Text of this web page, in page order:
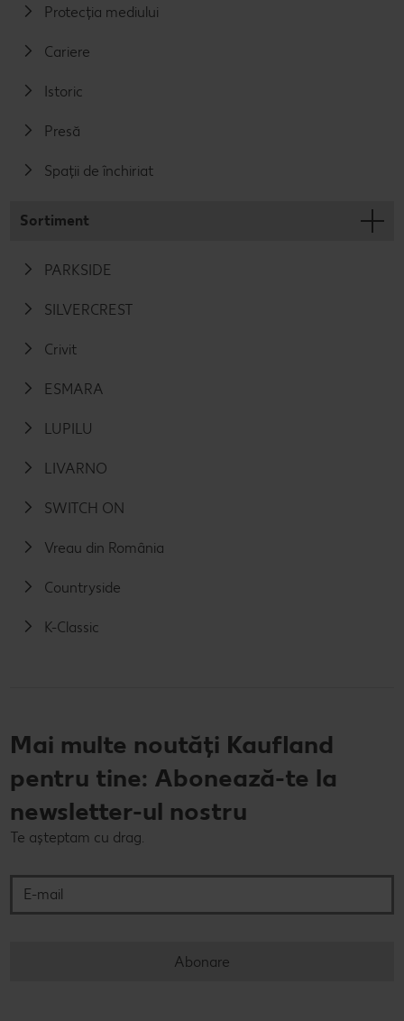
Protecția mediului
Cariere
Istoric
Presă
Spații de închiriat
Sortiment
PARKSIDE
SILVERCREST
Crivit
ESMARA
LUPILU
LIVARNO
SWITCH ON
Vreau din România
Countryside
K-Classic
Mai multe noutăți Kaufland
pentru tine: Abonează-te la
newsletter-ul nostru
Te așteptam cu drag.
Abonare